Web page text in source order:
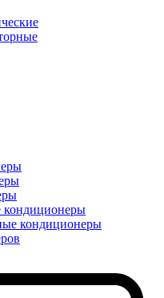
кондиционеры
кондиционеры